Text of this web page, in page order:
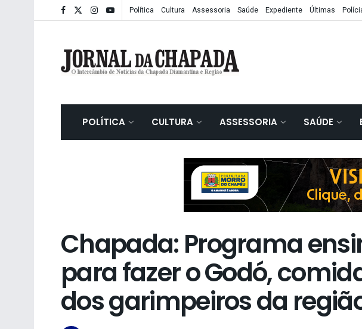
Política Cultura Assessoria Saúde Expediente Últimas
POLÍTICA CULTURA ASSESSORIA SAÚDE
Chapada: Programa
para fazer o Godó,
dos garimpeiros da